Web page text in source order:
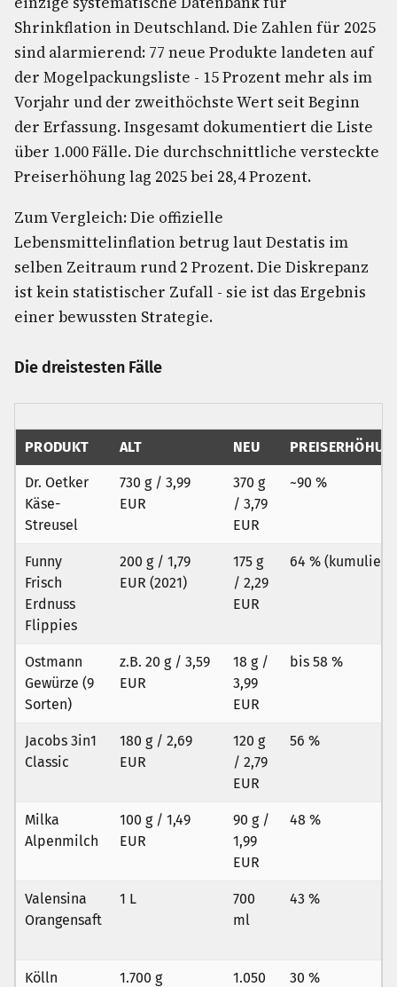
Shrinkflation in Deutschland. Die Zahlen für 2025
sind alarmierend: 77 neue Produkte landeten auf
der Mogelpackungsliste - 15 Prozent mehr als im
Vorjahr und der zweithöchste Wert seit Beginn
der Erfassung. Insgesamt dokumentiert die Liste
über 1.000 Fälle. Die durchschnittliche versteckte
Preiserhöhung lag 2025 bei 28,4 Prozent.
Zum Vergleich: Die offizielle
Lebensmittelinflation betrug laut Destatis im
selben Zeitraum rund 2 Prozent. Die Diskrepanz
ist kein statistischer Zufall - sie ist das Ergebnis
einer bewussten Strategie.
Die dreistesten Fälle
PRODUKT ALT NEU
Dr. Oetker
Käse-
Streusel
730 g / 3,99
EUR
370 g
/ 3,79
EUR
~90 %
Funny
Frisch
Erdnuss
Flippies
200 g / 1,79
EUR (2021)
175 g
/ 2,29
EUR
64 % (kumuliert)
Ostmann
Gewürze (9
Sorten)
z.B. 20 g / 3,59
EUR
18 g /
3,99
EUR
bis 58 %
Jacobs 3in1
Classic
180 g / 2,69
EUR
120 g
/ 2,79
EUR
56 %
Milka
Alpenmilch
100 g / 1,49
EUR
90 g /
1,99
EUR
48 %
Valensina
Orangensaft
1 L
700
ml
43 %
Kölln
1.700 g
1.050
30 %